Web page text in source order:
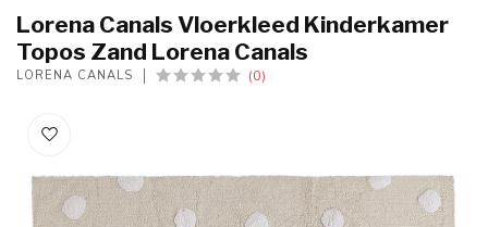
Lorena Canals Vloerkleed Kinderkamer
Topos Zand Lorena Canals
LORENA CANALS (0)